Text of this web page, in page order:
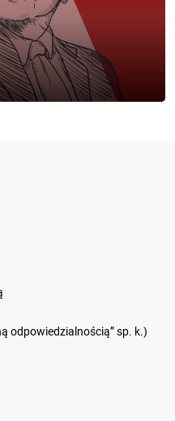
odpowiedzialnością” sp. k.)